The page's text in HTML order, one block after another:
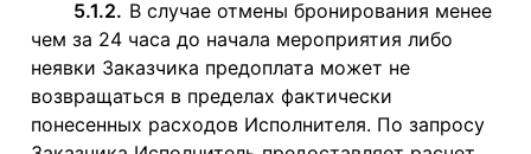
5.1.2. В случае отмены бронирования менее
чем за 24 часа до начала мероприятия либо
неявки Заказчика предоплата может не
возвращаться в пределах фактически
понесенных расходов Исполнителя. По запросу